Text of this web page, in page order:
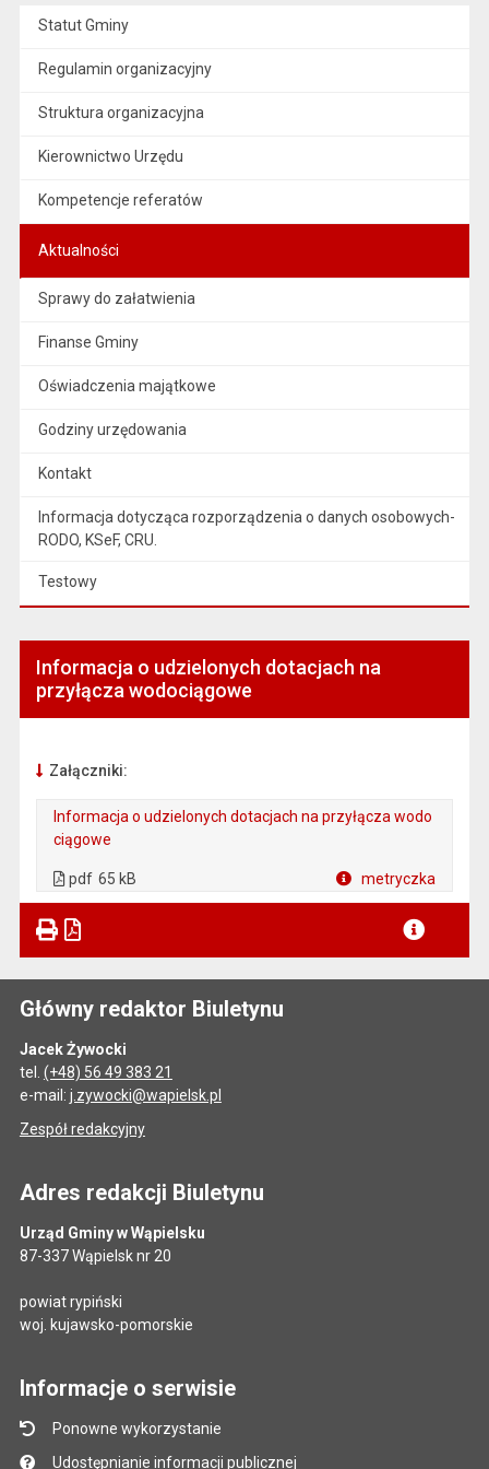
Statut Gminy
Regulamin organizacyjny
Struktura organizacyjna
Kierownictwo Urzędu
Kompetencje referatów
Aktualności
Sprawy do załatwienia
Finanse Gminy
Oświadczenia majątkowe
Godziny urzędowania
Kontakt
Informacja dotycząca rozporządzenia o danych osobowych-
RODO, KSeF, CRU.
Testowy
Informacja o udzielonych dotacjach na
przyłącza wodociągowe
Załączniki:
Informacja o udzielonych dotacjach na przyłącza wodo
ciągowe
pdf 65 kB metryczka
Główny redaktor Biuletynu
Jacek Żywocki
tel. (+48) 56 49 383 21
e-mail: j.zywocki@wapielsk.pl
Zespół redakcyjny
Adres redakcji Biuletynu
Urząd Gminy w Wąpielsku
87-337 Wąpielsk nr 20
powiat rypiński
woj. kujawsko-pomorskie
Informacje o serwisie
Ponowne wykorzystanie
Udostępnianie informacji publicznej